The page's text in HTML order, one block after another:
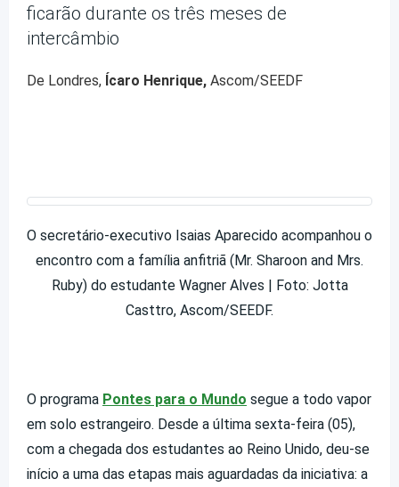
ficarão durante os três meses de
intercâmbio
De Londres, Ícaro Henrique, Ascom/SEEDF
O secretário-executivo Isaias Aparecido acompanhou o
encontro com a família anfitriã (Mr. Sharoon and Mrs.
Ruby) do estudante Wagner Alves | Foto: Jotta
Casttro, Ascom/SEEDF.
O programa Pontes para o Mundo segue a todo vapor
em solo estrangeiro. Desde a última sexta-feira (05),
com a chegada dos estudantes ao Reino Unido, deu-se
início a uma das etapas mais aguardadas da iniciativa: a